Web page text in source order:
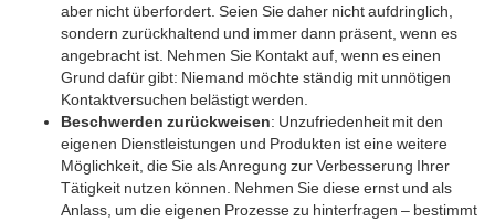
aber nicht überfordert. Seien Sie daher nicht aufdringlich,
sondern zurückhaltend und immer dann präsent, wenn es
angebracht ist. Nehmen Sie Kontakt auf, wenn es einen
Grund dafür gibt: Niemand möchte ständig mit unnötigen
Kontaktversuchen belästigt werden.
Beschwerden zurückweisen: Unzufriedenheit mit den
eigenen Dienstleistungen und Produkten ist eine weitere
Möglichkeit, die Sie als Anregung zur Verbesserung Ihrer
Tätigkeit nutzen können. Nehmen Sie diese ernst und als
Anlass, um die eigenen Prozesse zu hinterfragen – bestimmt